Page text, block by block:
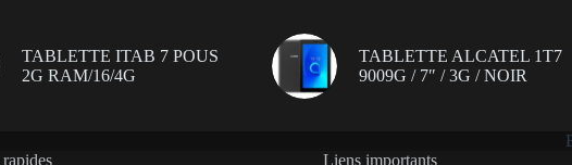
TABLETTE ITAB 7 POUS
2G RAM/16/4G
TABLETTE ALCATEL 1T7
9009G / 7″ / 3G / NOIR
Liens importants